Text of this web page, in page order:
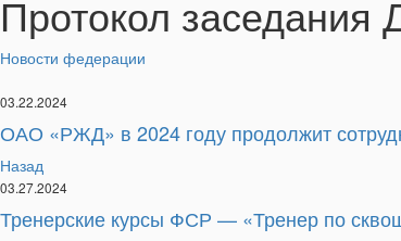
Протокол заседания
Новости федерации
03.22.2024
ОАО «РЖД» ​в 2024 году продолжит
Назад
03.27.2024
Тренерские курсы ФСР — «Тренер по